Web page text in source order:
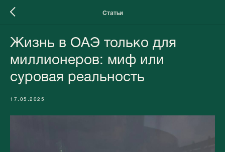
Статьи
Жизнь в ОАЭ только для
миллионеров: миф или
суровая реальность
17.05.2025